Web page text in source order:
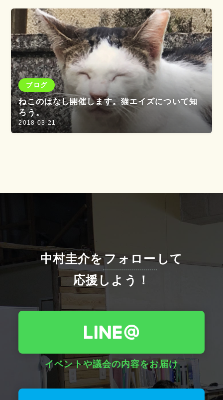
ブログ
ねこのはなし開催します。猫エイズについて知
ろう。
2018-03-21
中村圭介をフォローして
応援しよう！
イベントや議会の内容をお届け